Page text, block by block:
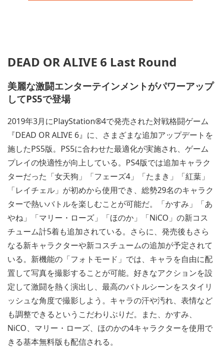
DEAD OR ALIVE 6 Last Round
美麗な激闘エンターテインメントがパワーアップ
してPS5で登場
2019年3月にPlayStation®4で発売された対戦格闘ゲーム
『DEAD OR ALIVE 6』に、さまざまな追加アップデートを
施したPS5版。PS5に合わせた最適化が実施され、ゲーム
プレイの快適性が向上している。PS4版では追加キャラク
ターだった「女天狗」「フェーズ4」「たまき」「紅葉」
「レイチェル」が初めから使用でき、総勢29名のキャラク
ターで熱いバトルを楽しむことが可能だ。「かすみ」「あ
やね」「マリー・ローズ」「ほのか」「NiCO」の新コス
チューム計5着も追加されている。さらに、発売後もさら
なる新キャラクターや新コスチュームの追加が予定されて
いる。新機能の「フォトモード」では、キャラを自由に配
置して写真を撮影することが可能。好きなアクションを設
定して激闘を熱く演出し、最高のバトルシーンをスタイリ
ッシュな角度で撮影しよう。キャラの汗や汚れ、表情など
も調整できるというこだわりぶりだ。また、かすみ、
NiCO、マリー・ローズ、ほのかの4キャラクターを使用で
きる基本無料版も配信される。